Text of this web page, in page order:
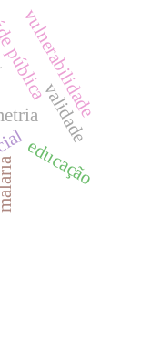
validade
vulnerabilidade
educação